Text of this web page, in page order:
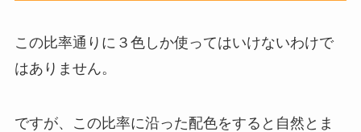
この比率通りに３色しか使ってはいけないわけで
はありません。
ですが、この比率に沿った配色をすると自然とま